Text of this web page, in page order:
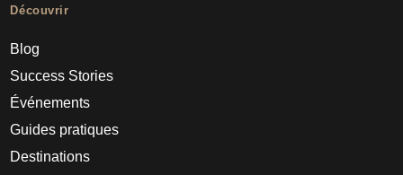
Découvrir
Blog
Success Stories
Événements
Guides pratiques
Destinations